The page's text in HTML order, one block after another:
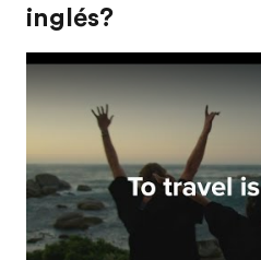
inglés?